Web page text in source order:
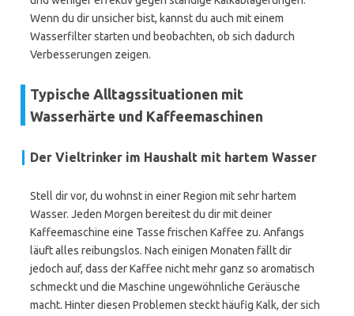
Wenn du dir unsicher bist, kannst du auch mit einem
Wasserfilter starten und beobachten, ob sich dadurch
Verbesserungen zeigen.
Typische Alltagssituationen mit
Wasserhärte und Kaffeemaschinen
Der Vieltrinker im Haushalt mit hartem Wasser
Stell dir vor, du wohnst in einer Region mit sehr hartem
Wasser. Jeden Morgen bereitest du dir mit deiner
Kaffeemaschine eine Tasse frischen Kaffee zu. Anfangs
läuft alles reibungslos. Nach einigen Monaten fällt dir
jedoch auf, dass der Kaffee nicht mehr ganz so aromatisch
schmeckt und die Maschine ungewöhnliche Geräusche
macht. Hinter diesen Problemen steckt häufig Kalk, der sich